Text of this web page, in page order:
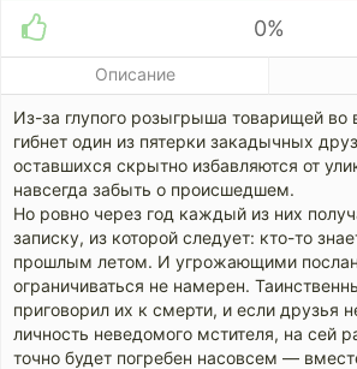
0%
Описание
Из-за глупого розыгрыша товарищей во
гибнет один из пятерки закадычных
оставшихся скрытно избавляются от
навсегда забыть о происшедшем.
Но ровно через год каждый из них
записку, из которой следует: кто-то
прошлым летом. И угрожающими
ограничиваться не намерен.
приговорил их к смерти, и если друзья
личность неведомого мстителя, на сей
точно будет погребен насовсем —